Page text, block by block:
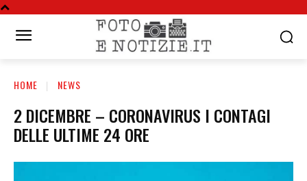
HOME NEWS
2 DICEMBRE – CORONAVIRUS I CONTAGI
DELLE ULTIME 24 ORE